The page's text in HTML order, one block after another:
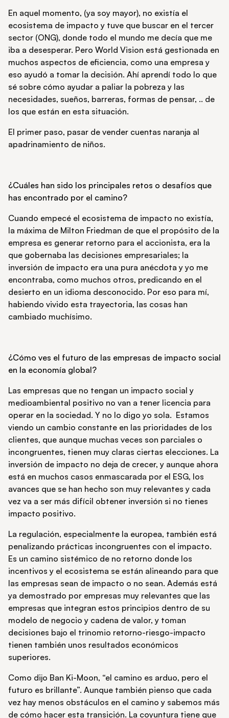
En aquel momento, (ya soy mayor), no existía el
ecosistema de impacto y tuve que buscar en el tercer
sector (ONG), donde todo el mundo me decía que me
iba a desesperar. Pero World Vision está gestionada en
muchos aspectos de eficiencia, como una empresa y
eso ayudó a tomar la decisión. Ahí aprendí todo lo que
sé sobre cómo ayudar a paliar la pobreza y las
necesidades, sueños, barreras, formas de pensar, .. de
los que están en esta situación.
El primer paso, pasar de vender cuentas naranja al
apadrinamiento de niños.
¿Cuáles han sido los principales retos o desafíos que
has encontrado por el camino?
Cuando empecé el ecosistema de impacto no existía,
la máxima de Milton Friedman de que el propósito de la
empresa es generar retorno para el accionista, era la
que gobernaba las decisiones empresariales; la
inversión de impacto era una pura anécdota y yo me
encontraba, como muchos otros, predicando en el
desierto en un idioma desconocido. Por eso para mí,
habiendo vivido esta trayectoria, las cosas han
cambiado muchísimo.
¿Cómo ves el futuro de las empresas de impacto social
en la economía global?
Las empresas que no tengan un impacto social y
medioambiental positivo no van a tener licencia para
operar en la sociedad. Y no lo digo yo sola. Estamos
viendo un cambio constante en las prioridades de los
clientes, que aunque muchas veces son parciales o
incongruentes, tienen muy claras ciertas elecciones. La
inversión de impacto no deja de crecer, y aunque ahora
está en muchos casos enmascarada por el ESG, los
avances que se han hecho son muy relevantes y cada
vez va a ser más difícil obtener inversión si no tienes
impacto positivo.
La regulación, especialmente la europea, también está
penalizando prácticas incongruentes con el impacto.
Es un camino sistémico de no retorno donde los
incentivos y el ecosistema se están alineando para que
las empresas sean de impacto o no sean. Además está
ya demostrado por empresas muy relevantes que las
empresas que integran estos principios dentro de su
modelo de negocio y cadena de valor, y toman
decisiones bajo el trinomio retorno-riesgo-impacto
tienen también unos resultados económicos
superiores.
Como dijo Ban Ki-Moon, “el camino es arduo, pero el
futuro es brillante”. Aunque también pienso que cada
vez hay menos obstáculos en el camino y sabemos más
de cómo hacer esta transición. La coyuntura tiene que